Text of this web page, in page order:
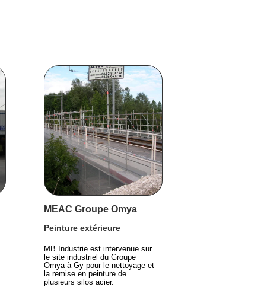
MEAC Groupe Omya
Peinture extérieure
MB Industrie est intervenue sur
le site industriel du Groupe
Omya à Gy pour le nettoyage et
la remise en peinture de
plusieurs silos acier.